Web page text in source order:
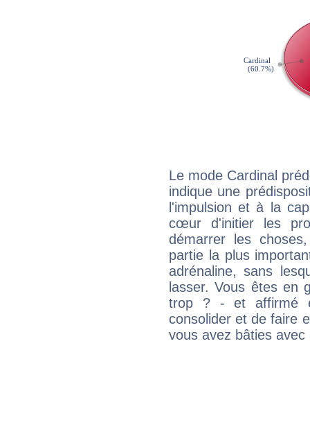
Le mode Cardinal
indique une
l'impulsion et à la
cœur d'initier les
démarrer les
partie la plus
adrénaline, sans
lasser. Vous êtes en
trop ? - et affirmé
consolider et de faire
vous avez bâties avec